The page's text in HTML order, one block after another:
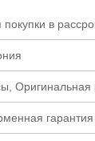
покупки в
Оригинальная
гарантия